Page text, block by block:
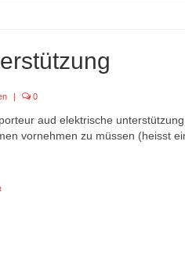
| 0
aud elektrische
vornehmen zu müssen (heisst